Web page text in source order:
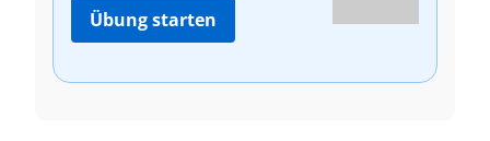
Übung starten